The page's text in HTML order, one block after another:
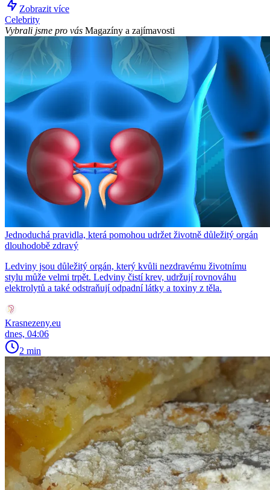
Zobrazit více
Celebrity
Vybrali jsme pro vás Magazíny a zajímavosti
Jednoduchá pravidla, která pomohou udržet životně důležitý orgán
dlouhodobě zdravý
Ledviny jsou důležitý orgán, který kvůli nezdravému životnímu
stylu může velmi trpět. Ledviny čistí krev, udržují rovnováhu
elektrolytů a také odstraňují odpadní látky a toxiny z těla.
Krasnezeny.eu
dnes, 04:06
2 min